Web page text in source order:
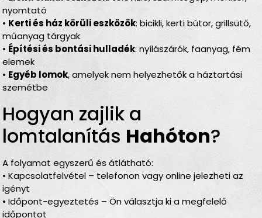
nyomtató
• Kerti és ház körüli eszközök: bicikli, kerti bútor, grillsütő,
műanyag tárgyak
• Építési és bontási hulladék: nyílászárók, faanyag, fém
elemek
• Egyéb lomok, amelyek nem helyezhetők a háztartási
szemétbe
Hogyan zajlik a
lomtalanítás Hahóton?
A folyamat egyszerű és átlátható:
• Kapcsolatfelvétel – telefonon vagy online jelezheti az
igényt
• Időpont-egyeztetés – Ön választja ki a megfelelő
időpontot